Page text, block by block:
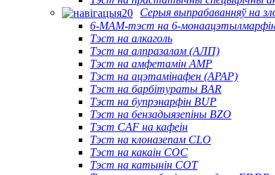
Серыя выпрабаванняў на
6-MAM-тэст на 6-
Тэст на алкаголь
Тэст на алпразалам (АЛП)
Тэст на амфетамін AMP
Тэст на ацэтамінафен (APAP)
Тэст на барбітураты BAR
Тэст на бупрэнарфін BUP
Тэст на бензадыязепіны BZO
Тэст CAF на кафеін
Тэст на клоназепам CLO
Тэст на какаін COC
Тэст на катынін COT